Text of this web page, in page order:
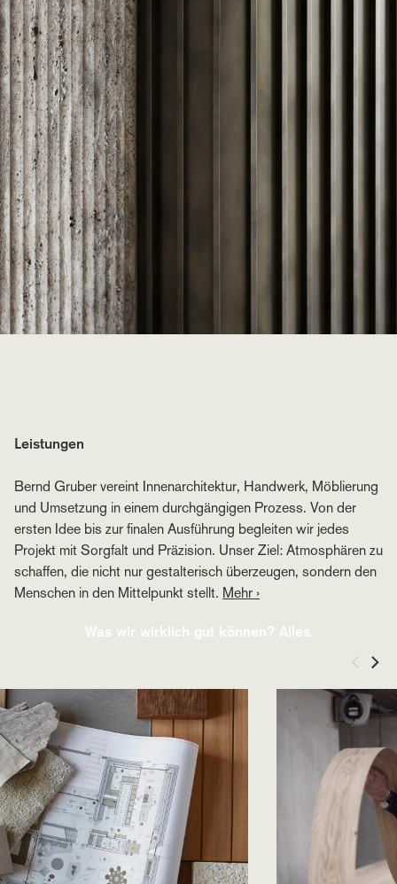
Was wir wirklich gut können? Alles.
Leistungen
Bernd Gruber vereint Innenarchitektur, Handwerk, Möblierung
und Umsetzung in einem durchgängigen Prozess. Von der
ersten Idee bis zur finalen Ausführung begleiten wir jedes
Projekt mit Sorgfalt und Präzision. Unser Ziel: Atmosphären zu
schaffen, die nicht nur gestalterisch überzeugen, sondern den
Menschen in den Mittelpunkt stellt. Mehr ›